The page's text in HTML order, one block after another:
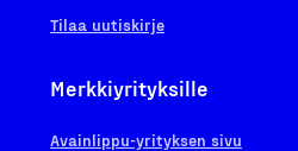
Tilaa uutiskirje
Merkkiyrityksille
Avainlippu-yrityksen sivu